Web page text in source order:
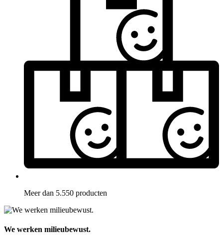
Meer dan 5.550 producten
We werken milieubewust.